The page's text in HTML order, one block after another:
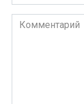
Комментарий